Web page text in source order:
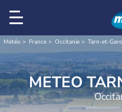
Météo France Occitanie Tarn-et-
METEO